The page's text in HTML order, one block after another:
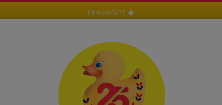
COMUNITATE